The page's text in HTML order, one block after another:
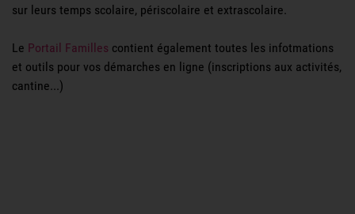
sur leurs temps scolaire, périscolaire et extrascolaire.
Le Portail Familles contient également toutes les infotmations
et outils pour vos démarches en ligne (inscriptions aux activités,
cantine...)